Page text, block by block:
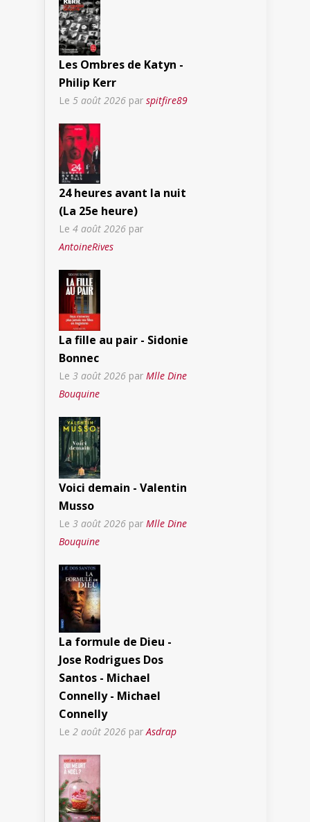
Les Ombres de Katyn -
Philip Kerr
Le 5 août 2026 par spitfire89
24 heures avant la nuit
(La 25e heure)
Le 4 août 2026 par
AntoineRives
La fille au pair - Sidonie
Bonnec
Le 3 août 2026 par Mlle Dine
Bouquine
Voici demain - Valentin
Musso
Le 3 août 2026 par Mlle Dine
Bouquine
La formule de Dieu -
Jose Rodrigues Dos
Santos - Michael
Connelly - Michael
Connelly
Le 2 août 2026 parAsdrap